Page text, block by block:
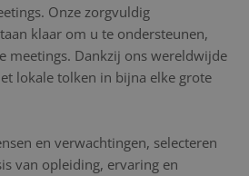
Onze zorgvuldig
klaar om u te ondersteunen,
meetings. Dankzij ons wereldwijde
lokale tolken in bijna elke grote
en verwachtingen, selecteren
van opleiding, ervaring en